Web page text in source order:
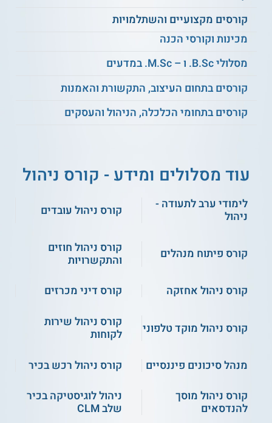
קורסים מקצועיים והשתלמויות
מכינות וקורסי הכנה
מסלולי B.Sc. ו – M.Sc. במדעים
קורסים בתחום העיצוב, התקשורת והאמנות
קורסים בתחומי הכלכלה, הניהול והעסקים
עוד מסלולים ומידע - קורס ניהול
לימודי ערב לתעודה -
ניהול
קורס ניהול עובדים
קורס פיתוח מנהלים
קורס ניהול חוזים
והתקשרויות
קורס ניהול אחזקה
קורס דיני מכרזים
קורס ניהול מוקד טלפוני
קורס ניהול שירות
לקוחות
מנהל סיכונים פיננסיים
קורס ניהול רכש בכיר
קורס ניהול מוסך
להנדסאים
ניהול לוגיסטיקה בכיר
שלב CLM